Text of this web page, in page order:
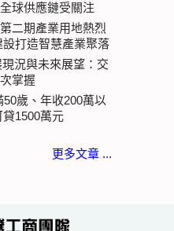
球供應鏈受關注
二期產業用地熱烈
打造智慧產業聚落
況與未來展望：交
掌握
歲、年收200萬以
1500萬元
更多文章 ...